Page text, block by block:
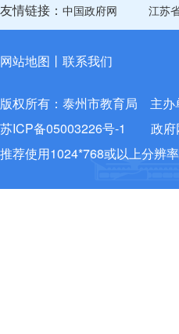
友情链接： 中国政府网 江苏
网站地图 丨 联系我们
版权所有：泰州市教育局
主
苏ICP备05003226号-1
政
推荐使用1024*768或以上分辨